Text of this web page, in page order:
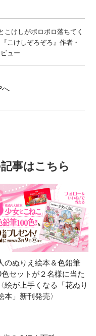
こけしがボロボロ落ちてく
こけしぞろぞろ』作者・
ュー
へ
事はこちら
のぬりえ絵本＆色鉛筆
色セットが２名様に当た
絵が上手くなる「花ぬり
本」新刊発売〉